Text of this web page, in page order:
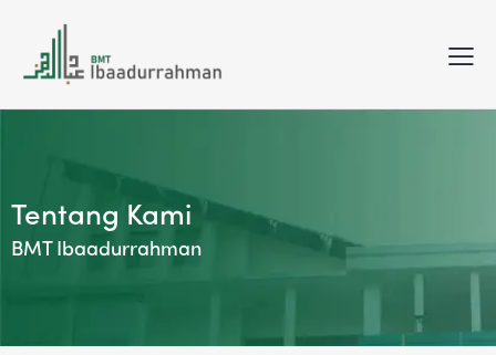
Tentang Kami
BMT Ibaadurrahman